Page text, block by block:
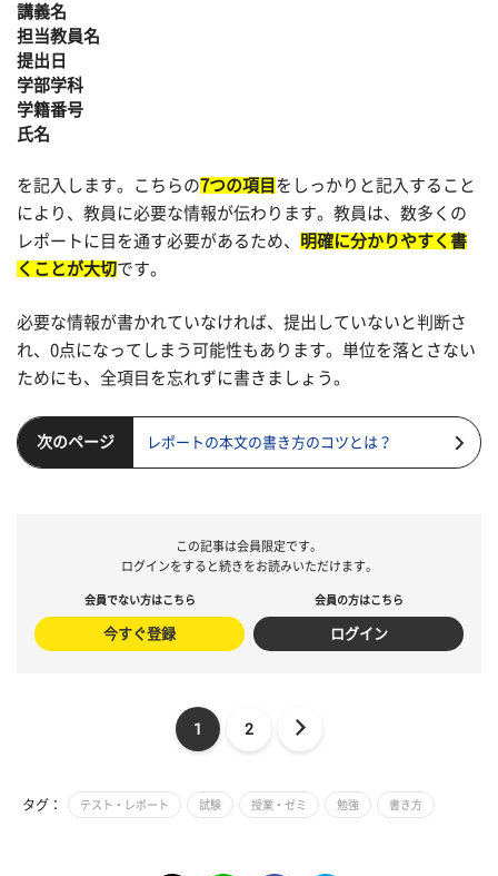
講義名
担当教員名
提出日
学部学科
学籍番号
氏名
を記入します。こちらの7つの項目 をしっかりと記入すること
により、教員に必要な情報が伝わります。教員は、数多くの
レポートに目を通す必要があるため、
明確に分かりやすく書
くことが大切です。
必要な情報が書かれていなければ、提出していないと判断さ
れ、0点になってしまう可能性もあります。単位を落とさない
ためにも、全項目を忘れずに書きましょう。
次のページ レポートの本文の書き方のコツとは？
この記事は会員限定です。
ログインをすると続きをお読みいただけます。
会員でない方はこちら
今すぐ登録
会員の方はこちら
ログイン
1 2
タグ： テスト・レポート 試験 授業・ゼミ 勉強 書き方